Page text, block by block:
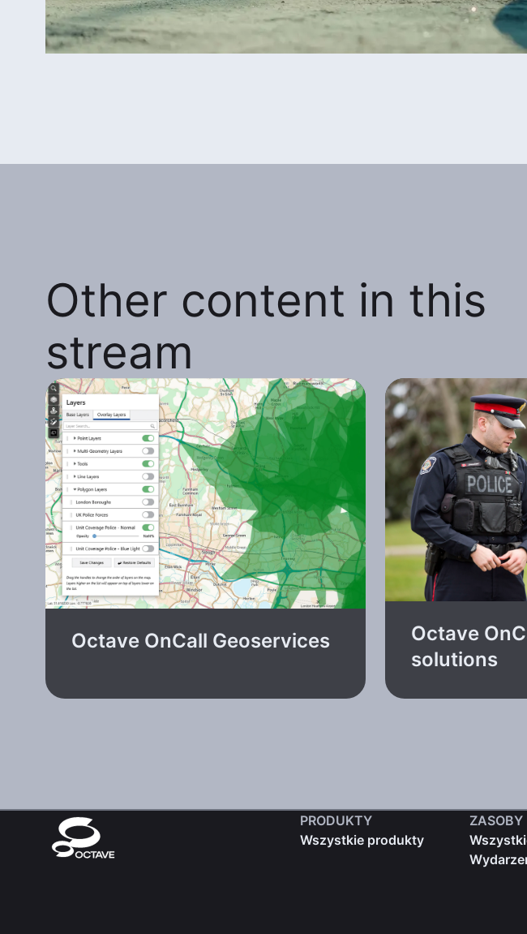
Other content in this
stream
Octave OnCall Geoservices
Octave
solutions
PRODUKTY
Wszystkie produkty
ZASOBY